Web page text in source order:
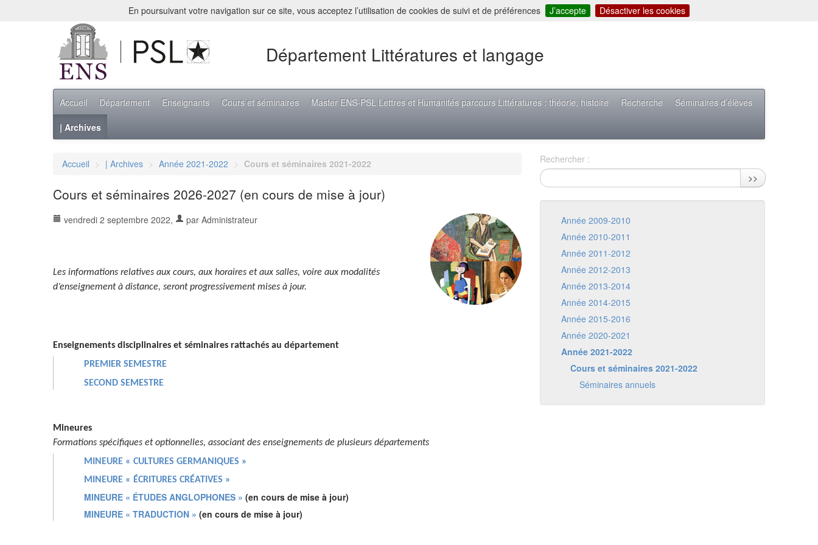
En poursuivant votre navigation sur ce site, vous acceptez l’utilisation de cookies de suivi et de préférences J’accepte Désactiver les cookies
Département Littératures et langage
Accueil Département Enseignants Cours et séminaires Master ENS-PSL Lettres et Humanités parcours Littératures : théorie, histoire Recherche Séminaires d’élèves
| Archives
Accueil > | Archives > Année 2021-2022 > Cours et séminaires 2021-2022
Cours et séminaires 2026-2027 (en cours de mise à jour)
vendredi 2 septembre 2022, par Administrateur
Les informations relatives aux cours, aux horaires et aux salles, voire aux modalités
d’enseignement à distance, seront progressivement mises à jour.
Enseignements disciplinaires et séminaires rattachés au département
PREMIER SEMESTRE
SECOND SEMESTRE
Mineures
Formations spécifiques et optionnelles, associant des enseignements de plusieurs départements
MINEURE « CULTURES GERMANIQUES »
MINEURE « ÉCRITURES CRÉATIVES »
MINEURE « ÉTUDES ANGLOPHONES » (en cours de mise à jour)
MINEURE « TRADUCTION » (en cours de mise à jour)
Rechercher :
>>
Année 2009-2010
Année 2010-2011
Année 2011-2012
Année 2012-2013
Année 2013-2014
Année 2014-2015
Année 2015-2016
Année 2020-2021
Année 2021-2022
Cours et séminaires 2021-2022
Séminaires annuels